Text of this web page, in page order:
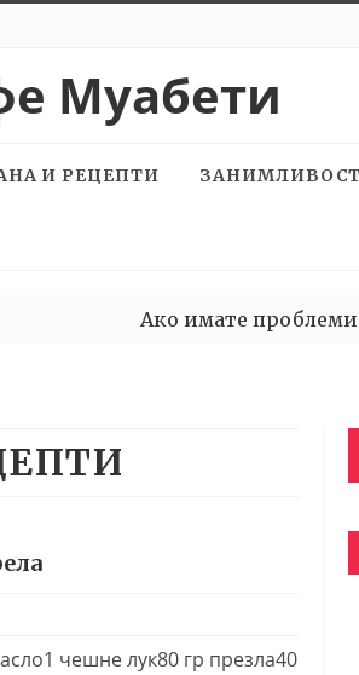
И РЕЦЕПТИ
Ако имате проблеми на
чешне лук80 гр презла40